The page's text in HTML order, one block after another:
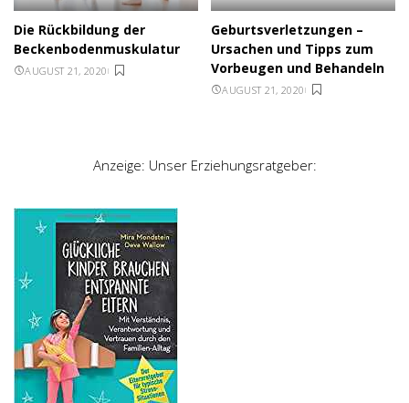
Die Rückbildung der
Beckenbodenmuskulatur
AUGUST 21, 2020
Geburtsverletzungen –
Ursachen und Tipps zum
Vorbeugen und Behandeln
AUGUST 21, 2020
Anzeige: Unser Erziehungsratgeber: